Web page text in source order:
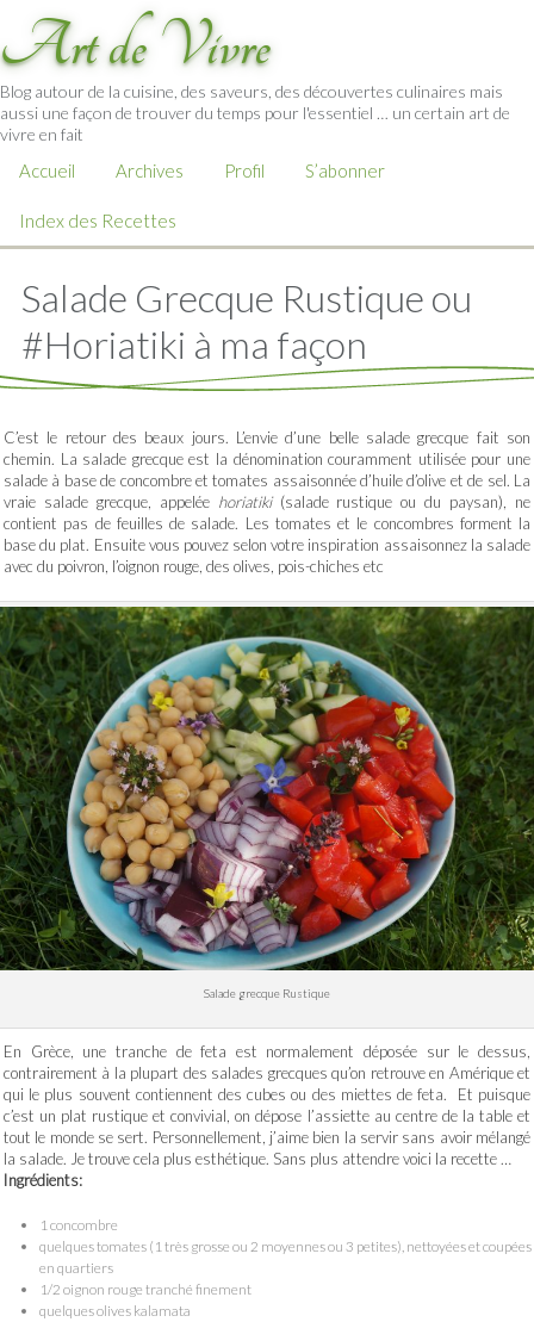
Art de Vivre
Blog autour de la cuisine, des saveurs, des découvertes culinaires mais
aussi une façon de trouver du temps pour l'essentiel … un certain art de
vivre en fait
Accueil Archives Profil S’abonner
Index des Recettes
Salade Grecque Rustique ou
#Horiatiki à ma façon
C’est le retour des beaux jours. L’envie d’une belle salade grecque fait son
chemin. La salade grecque est la dénomination couramment utilisée pour une
salade à base de concombre et tomates assaisonnée d’huile d’olive et de sel. La
vraie salade grecque, appelée horiatiki(salade rustique ou du paysan), ne
contient pas de feuilles de salade. Les tomates et le concombres forment la
base du plat. Ensuite vous pouvez selon votre inspiration assaisonnez la salade
avec du poivron, l’oignon rouge, des olives, pois-chiches etc
Salade grecque Rustique
En Grèce, une tranche de feta est normalement déposée sur le dessus,
contrairement à la plupart des salades grecques qu’on retrouve en Amérique et
qui le plus souvent contiennent des cubes ou des miettes de feta. Et puisque
c’est un plat rustique et convivial, on dépose l’assiette au centre de la table et
tout le monde se sert. Personnellement, j’aime bien la servir sans avoir mélangé
la salade. Je trouve cela plus esthétique. Sans plus attendre voici la recette …
Ingrédients:
1 concombre
quelques tomates (1 très grosse ou 2 moyennes ou 3 petites), nettoyées et coupées
en quartiers
1/2 oignon rouge tranché finement
quelques olives kalamata